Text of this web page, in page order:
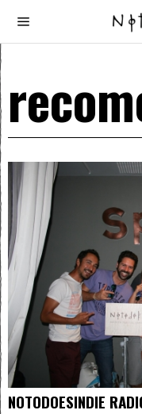
NOTODOESINDIE